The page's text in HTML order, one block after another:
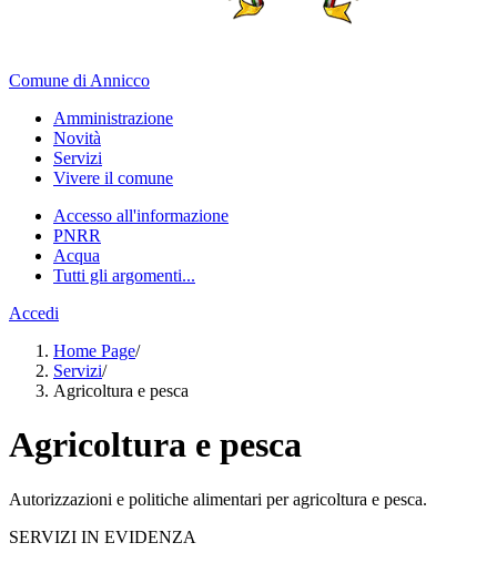
Comune di Annicco
Amministrazione
Novità
Servizi
Vivere il comune
Accesso all'informazione
PNRR
Acqua
Tutti gli argomenti...
Accedi
Home Page/
Servizi/
Agricoltura e pesca
Agricoltura e pesca
Autorizzazioni e politiche alimentari per agricoltura e pesca.
SERVIZI IN EVIDENZA